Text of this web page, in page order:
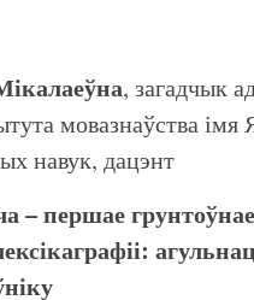
, загадчык
мовазнаўства
навук, дацэнт
– першае